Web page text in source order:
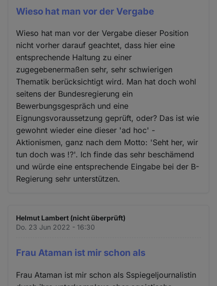
Wieso hat man vor der Vergabe
Wieso hat man vor der Vergabe dieser Position
nicht vorher darauf geachtet, dass hier eine
entsprechende Haltung zu einer
zugegebenermaßen sehr, sehr schwierigen
Thematik berücksichtigt wird. Man hat doch wohl
seitens der Bundesregierung ein
Bewerbungsgespräch und eine
Eignungsvoraussetzung geprüft, oder? Das ist wie
gewohnt wieder eine dieser 'ad hoc' -
Aktionismen, ganz nach dem Motto: 'Seht her, wir
tun doch was !?'. Ich finde das sehr beschämend
und würde eine entsprechende Eingabe bei der B-
Regierung sehr unterstützen.
Helmut Lambert (nicht überprüft)
Do. 23 Jun 2022 - 16:30
Frau Ataman ist mir schon als
Frau Ataman ist mir schon als Sspiegeljournalistin